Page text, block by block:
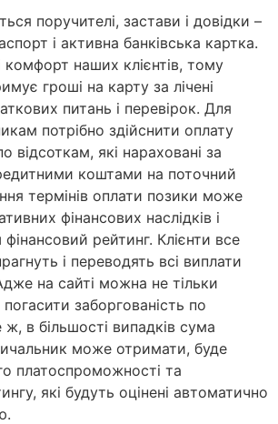
поручителі, застави і довідки –
і активна банківська картка.
комфорт наших клієнтів, тому
гроші на карту за лічені
питань і перевірок. Для
потрібно здійснити оплату
відсоткам, які нараховані за
коштами на поточний
термінів оплати позики може
фінансових наслідків і
рейтинг. Клієнти все
і переводять всі виплати
на сайті можна не тільки
заборгованість по
в більшості випадків сума
може отримати, буде
платоспроможності та
які будуть оцінені автоматично